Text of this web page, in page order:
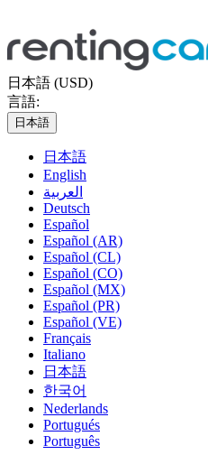
日本語 (USD)
言語:
日本語
日本語
English
العربية
Deutsch
Español
Español (AR)
Español (CL)
Español (CO)
Español (MX)
Español (PR)
Español (VE)
Français
Italiano
日本語
한국어
Nederlands
Portugués
Português